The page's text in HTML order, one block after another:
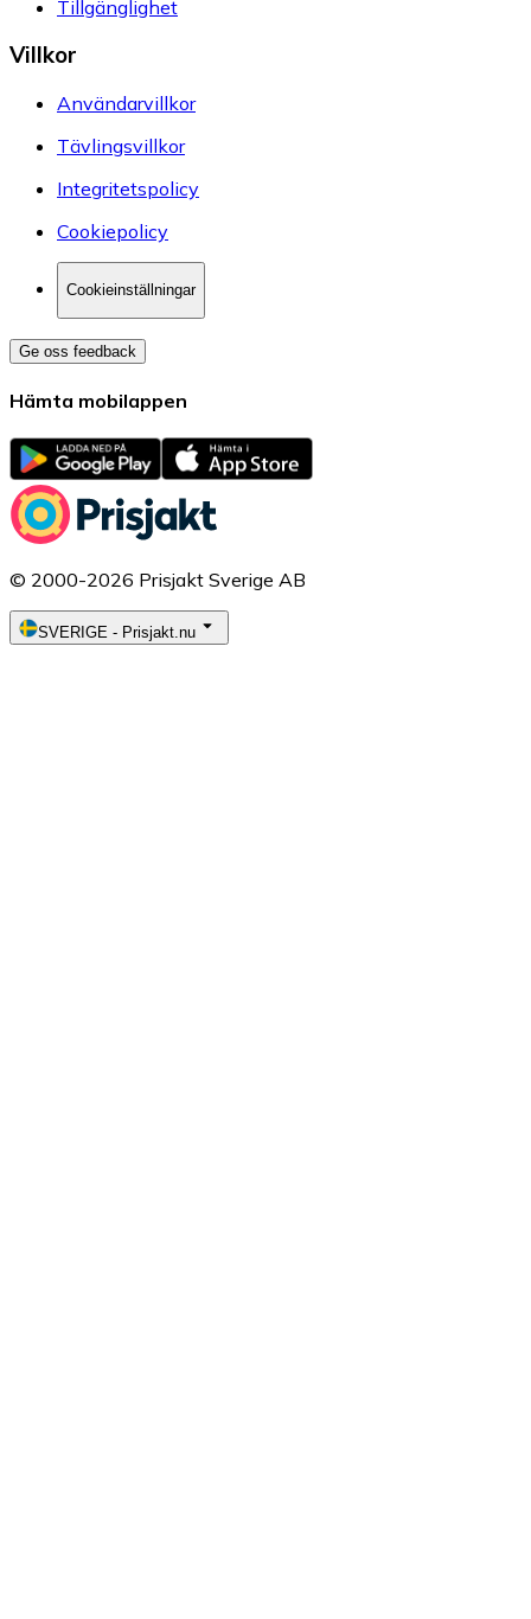
Tillgänglighet
Villkor
Användarvillkor
Tävlingsvillkor
Integritetspolicy
Cookiepolicy
Cookieinställningar
Ge oss feedback
Hämta mobilappen
© 2000-2026 Prisjakt Sverige AB
SVERIGE - Prisjakt.nu